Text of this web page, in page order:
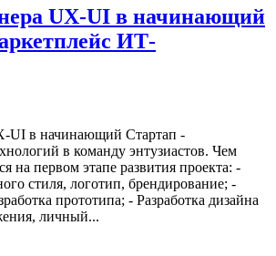
UX-UI в начинающий
ИТ-
UI в начинающий Стартап -
в команду энтузиастов. Чем
на первом этапе развития проекта: -
стиля, логотип, брендирование; -
прототипа; - Разработка дизайна
личный...